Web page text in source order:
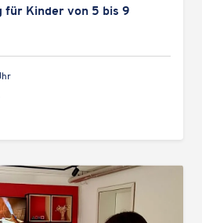
für Kinder von 5 bis 9